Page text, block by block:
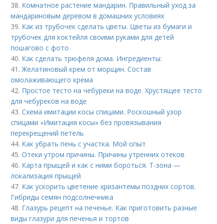
38. Комнатное растение мандарин. Правильный уход за
мандариновым деревом в домашних условиях
39. Как из трубочек сделать цветы. Цветы из бумаги и
трубочек для коктейля своими руками для детей
пошагово с фото
40. Как сделать трюфеля дома. Ингредиенты:
41.Желатиновый крем от морщин. Состав
омолаживающего крема
42. Простое тесто на чебуреки на воде. Хрустящее тесто
для чебуреков на воде
43.Схема имитации косы спицами. Роскошный узор
спицами «Имитация косы» без провязывания
перекрещений петель
44. Как убрать пень с участка. Мой опыт
45.Отеки утром причины. Причины утренних отеков
46. Карта прыщей и как с ними бороться. Т-зона —
локализация прыщей
47. Как ускорить цветение хризантемы поздних сортов.
Гибриды семян подсолнечника
48. Глазурь рецепт на печенье. Как приготовить разные
виды глазури для печенья и тортов